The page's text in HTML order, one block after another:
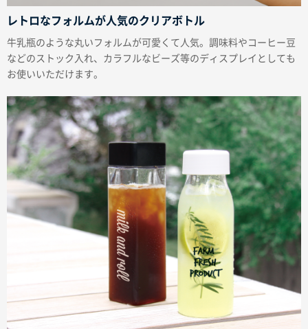
レトロなフォルムが人気のクリアボトル
牛乳瓶のような丸いフォルムが可愛くて人気。調味料やコーヒー豆
などのストック入れ、カラフルなビーズ等のディスプレイとしても
お使いいただけます。